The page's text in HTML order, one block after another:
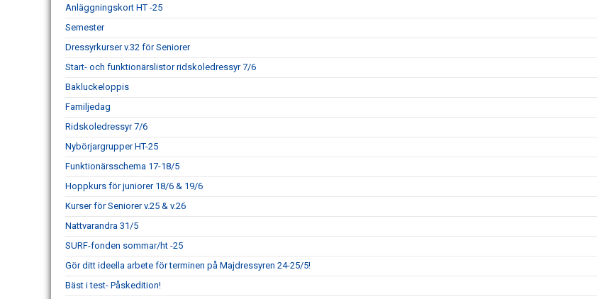
Anläggningskort HT -25
Semester
Dressyrkurser v.32 för Seniorer
Start- och funktionärslistor ridskoledressyr 7/6
Bakluckeloppis
Familjedag
Ridskoledressyr 7/6
Nybörjargrupper HT-25
Funktionärsschema 17-18/5
Hoppkurs för juniorer 18/6 & 19/6
Kurser för Seniorer v.25 & v.26
Nattvarandra 31/5
SURF-fonden sommar/ht -25
Gör ditt ideella arbete för terminen på Majdressyren 24-25/5!
Bäst i test- Påskedition!